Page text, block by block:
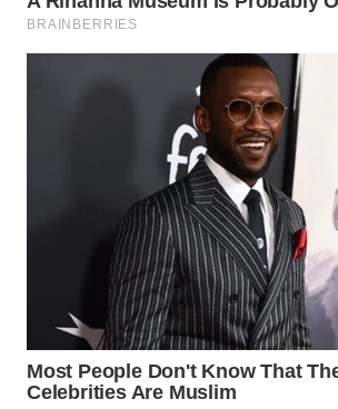
WAHANANEWS
WAHANA
PERSONA